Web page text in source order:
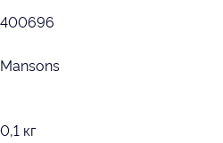
400696
Mansons
0,1 кг